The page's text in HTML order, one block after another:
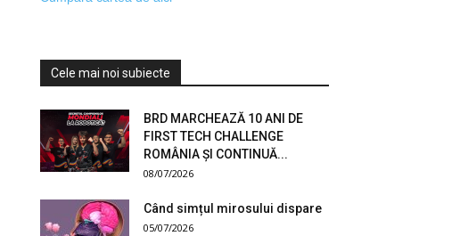
Cele mai noi subiecte
BRD MARCHEAZĂ 10 ANI DE
FIRST TECH CHALLENGE
ROMÂNIA ȘI CONTINUĂ...
08/07/2026
Când simțul mirosului dispare
05/07/2026